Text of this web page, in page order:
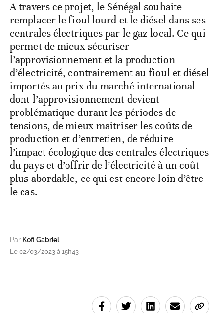
A travers ce projet, le Sénégal souhaite
remplacer le fioul lourd et le diésel dans ses
centrales électriques par le gaz local. Ce qui
permet de mieux sécuriser
l’approvisionnement et la production
d’électricité, contrairement au fioul et diésel
importés au prix du marché international
dont l’approvisionnement devient
problématique durant les périodes de
tensions, de mieux maitriser les coûts de
production et d’entretien, de réduire
l’impact écologique des centrales électriques
du pays et d’offrir de l’électricité à un coût
plus abordable, ce qui est encore loin d’être
le cas.
Par Kofi Gabriel
Le 02/03/2023 à 15h43